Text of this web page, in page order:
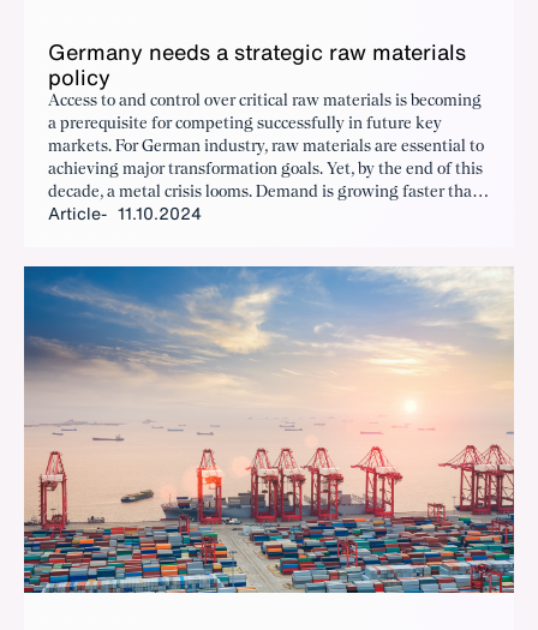
Ger­many needs a strate­gic raw ma­te­ri­als
pol­i­cy
Access to and control over critical raw materials is becoming
a prerequisite for competing successfully in future key
markets. For German industry, raw materials are essential to
achieving major transformation goals. Yet, by the end of this
decade, a metal crisis looms. Demand is growing faster than
supply can keep up, and geopolitically driven trade
and risks.
Article 11.10.2024